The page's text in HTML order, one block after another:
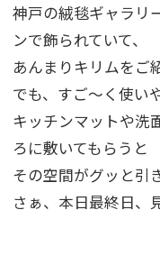
神戸の絨毯ギャラリ
ンで飾られていて、
あんまりキリムをご
でも、すご〜く使い
キッチンマットや洗
ろに敷いてもらうと
その空間がグッと引
さぁ、本日最終日、